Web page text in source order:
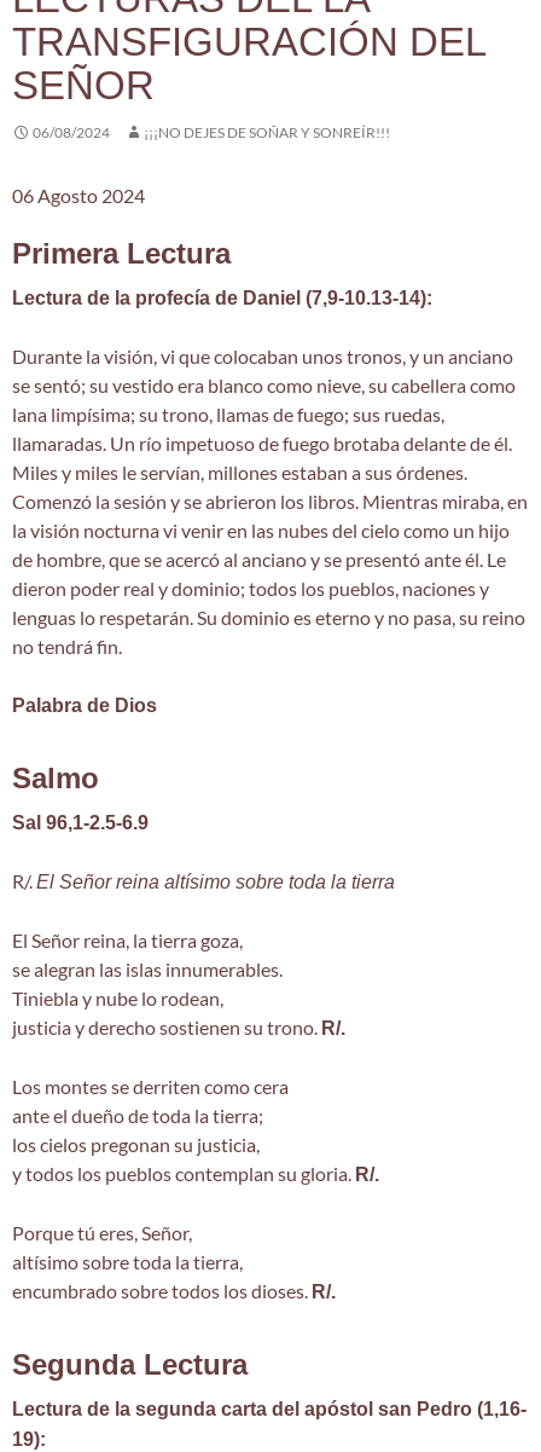
TRANSFIGURACIÓN DEL
SEÑOR
06/08/2024 ¡¡¡NO DEJES DE SOÑAR Y SONREÍR!!!
06 Agosto 2024
Primera Lectura
Lectura de la profecía de Daniel (7,9-10.13-14):
Durante la visión, vi que colocaban unos tronos, y un anciano
se sentó; su vestido era blanco como nieve, su cabellera como
lana limpísima; su trono, llamas de fuego; sus ruedas,
llamaradas. Un río impetuoso de fuego brotaba delante de él.
Miles y miles le servían, millones estaban a sus órdenes.
Comenzó la sesión y se abrieron los libros. Mientras miraba, en
la visión nocturna vi venir en las nubes del cielo como un hijo
de hombre, que se acercó al anciano y se presentó ante él. Le
dieron poder real y dominio; todos los pueblos, naciones y
lenguas lo respetarán. Su dominio es eterno y no pasa, su reino
no tendrá fin.
Palabra de Dios
Salmo
Sal 96,1-2.5-6.9
R/.El Señor reina altísimo sobre toda la tierra
El Señor reina, la tierra goza,
se alegran las islas innumerables.
Tiniebla y nube lo rodean,
justicia y derecho sostienen su trono. R/.
Los montes se derriten como cera
ante el dueño de toda la tierra;
los cielos pregonan su justicia,
y todos los pueblos contemplan su gloria. R/.
Porque tú eres, Señor,
altísimo sobre toda la tierra,
encumbrado sobre todos los dioses. R/.
Segunda Lectura
Lectura de la segunda carta del apóstol san Pedro (1,16-
19):